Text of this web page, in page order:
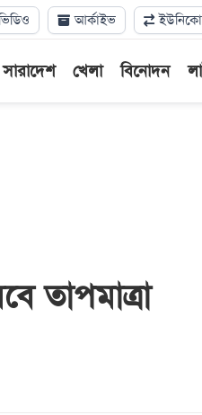
আর্কাইভ
সারাদেশ খেলা বিনোদন
তাপমাত্রা